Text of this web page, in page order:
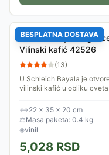
BESPLATNA DOSTAVA
Schleich Bayala
Vilinski kafić 42526
(13)
U Schleich Bayala je
vilinski kafić u obliku cveta
okupljanje. Vila Feya i vila
Eyela su često tu, a i jedno...
↔22 × 35 × 20 cm
⚖Masa paketa: 0.4 kg
◈vinil
5,028 RSD